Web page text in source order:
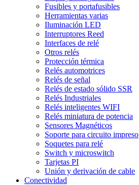
Fusibles y portafusibles
Herramientas varias
Iluminación LED
Interruptores Reed
Interfaces de relé
Otros relés
Protección térmica
Relés automotrices
Relés de señal
Relés de estado sólido SSR
Relés Industriales
Relés inteligentes WIFI
Relés miniatura de potencia
Sensores Magnéticos
Soporte para circuito impreso
Soquetes para relé
Switch y microswitch
Tarjetas PI
Unión y derivación de cable
Conectividad